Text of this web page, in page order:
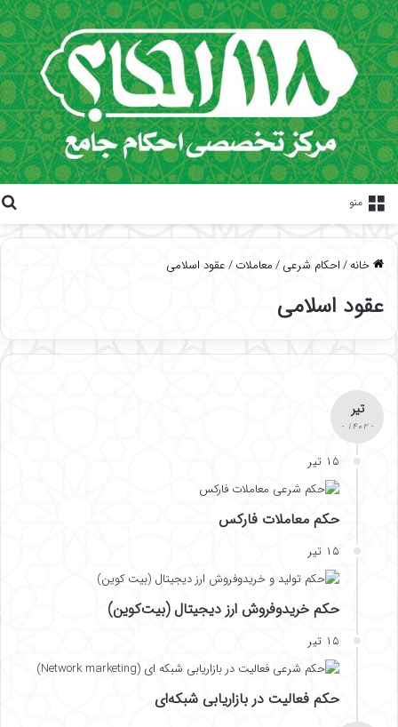
منو
خانه/احکام شرعی/معاملات/عقود اسلامی
عقود اسلامی
تیر
- ۱۴۰۲ -
۱۵ تیر
حکم معاملات فارکس
۱۵ تیر
حکم خریدوفروش ارز دیجیتال (بیت‌کوین)
۱۵ تیر
حکم فعالیت در بازاریابی شبکه‌ای